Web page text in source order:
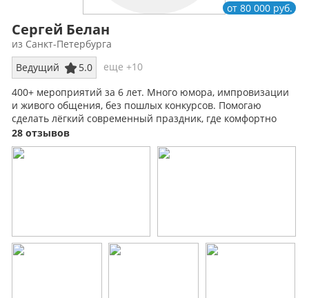
Сергей Белан
от 80 000 руб.
из Санкт-Петербурга
Ведущий
5.0
еще +10
400+ мероприятий за 6 лет. Много юмора, импровизации
и живого общения, без пошлых конкурсов. Помогаю
сделать лёгкий современный праздник, где комфортно
каждому гостю.
28 отзывов